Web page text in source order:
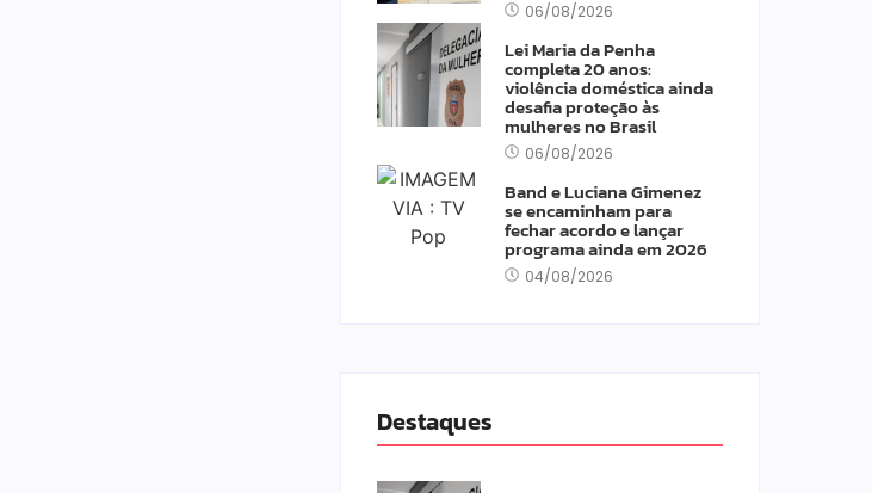
06/08/2026
Lei Maria da Penha
completa 20 anos:
violência doméstica ainda
desafia proteção às
mulheres no Brasil
06/08/2026
Band e Luciana Gimenez
se encaminham para
fechar acordo e lançar
programa ainda em 2026
04/08/2026
Destaques